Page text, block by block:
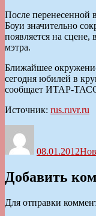
После перенесенной
Боуи значительно
появляется на сцене,
мэтра.
Ближайшее
сегодня юбилей в
сообщает ИТАР-
Источник: rus.ruvr.ru
08.01.2012
Добавить
Для отправки